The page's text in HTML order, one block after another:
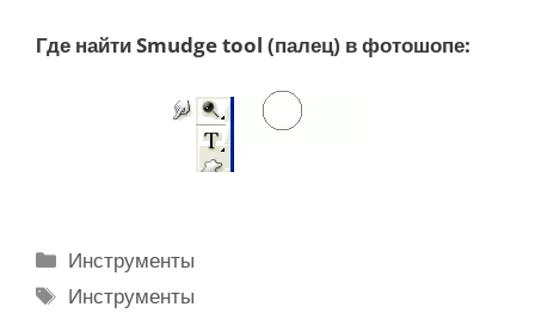
Где найти Smudge tool (палец) в фотошопе:
Р
у
Инструменты
М
Инструменты